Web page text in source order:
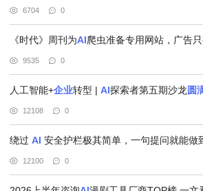
6704 0
《时代》周刊为AI爬虫准备专用网站，广告
9535 0
人工智能+企业转型 | AI探索者第五期沙龙圆
12108 0
绕过 AI 安全护栏极其简单，一句提问就能做
12100 0